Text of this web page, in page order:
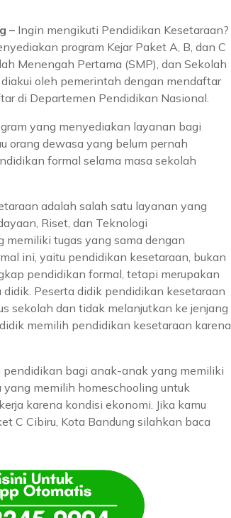
– Ingin mengikuti Pendidikan Kesetaraan?
program Kejar Paket A, B, dan C
Menengah Pertama (SMP), dan Sekolah
oleh pemerintah dengan mendaftar
di Departemen Pendidikan Nasional.
yang menyediakan layanan bagi
orang dewasa yang belum pernah
formal selama masa sekolah
adalah salah satu layanan yang
Riset, dan Teknologi
memiliki tugas yang sama dengan
ini, yaitu pendidikan kesetaraan, bukan
pendidikan formal, tetapi merupakan
Peserta didik pendidikan kesetaraan
sekolah dan tidak melanjutkan ke jenjang
memilih pendidikan kesetaraan karena
bagi anak-anak yang memiliki
memilih homeschooling untuk
karena kondisi ekonomi. Jika kamu
C Cibiru, Kota Bandung silahkan baca